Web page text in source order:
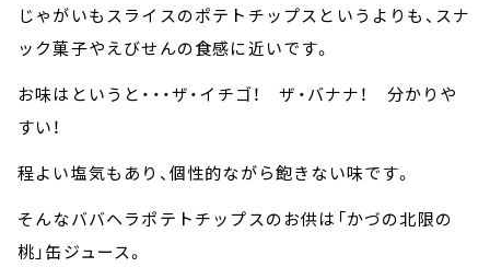
じゃがいもスライスのポテトチップスというよりも、スナ
ック菓子やえびせんの食感に近いです。
お味はというと・・・ザ・イチゴ！ ザ・バナナ！ 分かりや
すい！
程よい塩気もあり、個性的ながら飽きない味です。
そんなババヘラポテトチップスのお供は「かづの北限の
桃」缶ジュース。